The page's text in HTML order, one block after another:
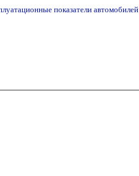
показатели автомобилей